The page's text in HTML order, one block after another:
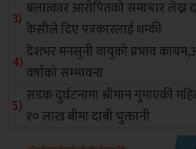
बलात्कार आरोपितको समाचार लेख्न
केसीले दिए पत्रकारलाई धम्की
देशभर मनसुनी वायुको प्रभाव
वर्षाको सम्भावना
सडक दुर्घटनामा श्रीमान गुमाएकी
१० लाख बीमा दाबी भुक्तानी